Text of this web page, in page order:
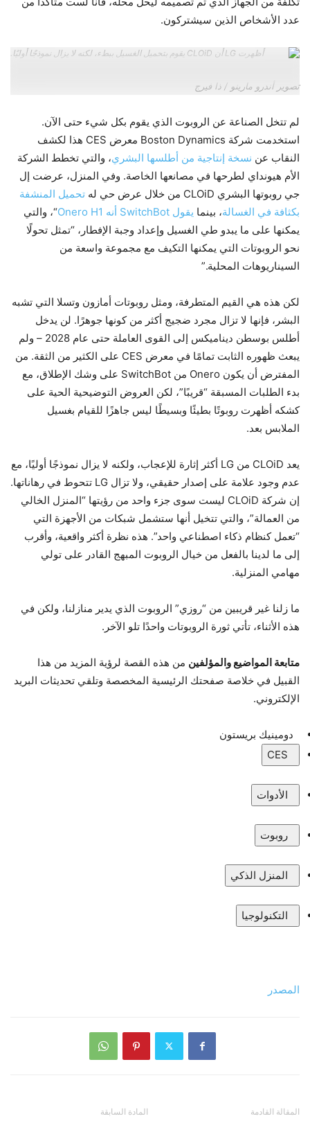
عدد الأشخاص الذين سيشتركون.
أظهرت LG أن CLOiD يقوم بتحميل الغسيل ببطء، لكنه لا يزال نموذجًا أوليًا.
تصوير أندرو مارينو / ذا فيرج
لم تتخل الصناعة عن الروبوت الذي يقوم بكل شيء حتى الآن.
استخدمت شركة Boston Dynamics معرض CES هذا لكشف
النقاب عن نسخة إنتاجية من أطلسها البشري، والتي تخطط الشركة
الأم هيونداي لطرحها في مصانعها الخاصة. وفي المنزل، عرضت إل
جي روبوتها البشري CLOiD من خلال عرض حي له
تحميل المنشفة
بكثافة في الغسالة، بينما يقول SwitchBot أنه Onero H1
“، والتي
يمكنها على ما يبدو طي الغسيل وإعداد وجبة الإفطار، “تمثل تحولًا
نحو الروبوتات التي يمكنها التكيف مع مجموعة واسعة من
السيناريوهات المحلية.”
لكن هذه هي القيم المتطرفة، ومثل روبوتات أمازون وتسلا التي تشبه
البشر، فإنها لا تزال مجرد ضجيج أكثر من كونها جوهرًا. لن يدخل
أطلس بوسطن ديناميكس إلى القوى العاملة حتى عام 2028 – ولم
يبعث ظهوره الثابت تمامًا في معرض CES على الكثير من الثقة. من
المفترض أن يكون Onero من SwitchBot على وشك الإطلاق، مع
بدء الطلبات المسبقة “قريبًا”، لكن العروض التوضيحية الحية على
كشكه أظهرت روبوتًا بطيئًا وبسيطًا ليس جاهزًا للقيام بغسيل
الملابس بعد.
يعد CLOiD من LG أكثر إثارة للإعجاب، ولكنه لا يزال نموذجًا أوليًا، مع
عدم وجود علامة على إصدار حقيقي، ولا تزال LG تتحوط في رهاناتها.
إن شركة CLOiD ليست سوى جزء واحد من رؤيتها “المنزل الخالي
من العمالة”، والتي تتخيل أنها ستشمل شبكات من الأجهزة التي
“تعمل كنظام ذكاء اصطناعي واحد”. هذه نظرة أكثر واقعية، وأقرب
إلى ما لدينا بالفعل من خيال الروبوت المبهج القادر على تولي
مهامي المنزلية.
ما زلنا غير قريبين من “روزي” الروبوت الذي يدير منازلنا، ولكن في
هذه الأثناء، تأتي ثورة الروبوتات واحدًا تلو الآخر.
متابعة المواضيع والمؤلفين من هذه القصة لرؤية المزيد من هذا
القبيل في خلاصة صفحتك الرئيسية المخصصة وتلقي تحديثات البريد
الإلكتروني.
دومينيك بريستون
CES
الأدوات
روبوت
المنزل الذكي
التكنولوجيا
المصدر
المادة السابقة المقالة القادمة